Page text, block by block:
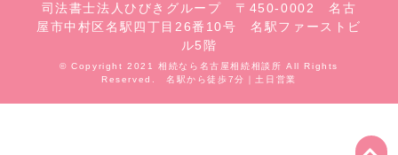
司法書士法人ひびきグループ 〒450-0002 名古
屋市中村区名駅四丁目26番10号 名駅ファーストビ
ル5階
© Copyright 2021 相続なら名古屋相続相談所 All Rights
Reserved. 名駅から徒歩7分｜土日営業